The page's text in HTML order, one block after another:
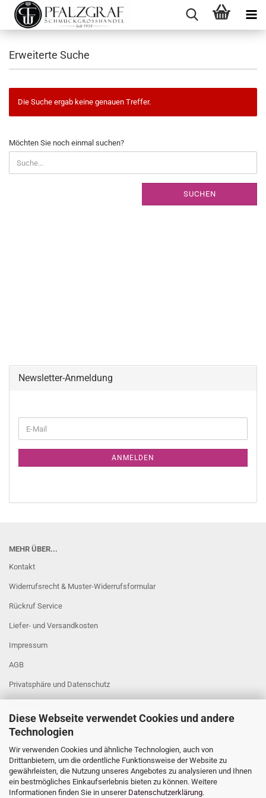
Diese Webseite verwendet Cookies und andere
Technologien
Wir verwenden Cookies und ähnliche Technologien, auch von
Drittanbietern, um die ordentliche Funktionsweise der Website zu
gewährleisten, die Nutzung unseres Angebotes zu analysieren und Ihnen
ein bestmögliches Einkaufserlebnis bieten zu können. Weitere
Informationen finden Sie in unserer Datenschutzerklärung.
Erweiterte Suche
Die Suche ergab keine genauen Treffer.
MÖCHTEN
SIE
NOCH
EINMAL
Möchten Sie noch einmal suchen?
SUCHEN
Newsletter-Anmeldung
ZUR
E-
Mail
ANMELDEN
MEHR ÜBER...
Kontakt
Widerrufsrecht & Muster-Widerrufsformular
Rückruf Service
Liefer- und Versandkosten
Impressum
AGB
Privatsphäre und Datenschutz
Cookie Einstellungen